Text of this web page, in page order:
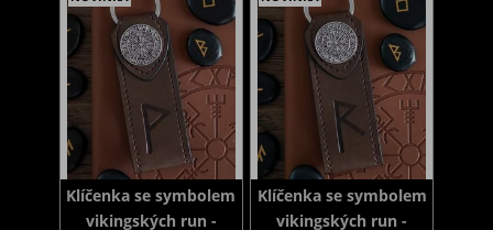
Klíčenka se symbolem
vikingských run -
Klíčenka se symbolem
vikingských run -